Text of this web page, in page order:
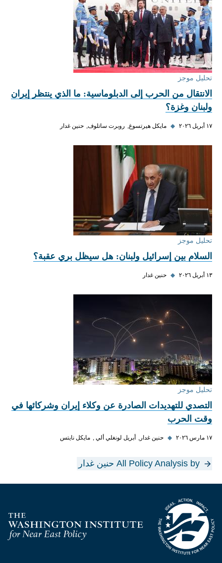
تحليل موجز
الانتقال من الحرب إلى الدبلوماسية: ما الذي ينتظر إيران
ولبنان وغزة؟
١٧ أبريل ٢٠٢٦ ◆ مايكل هيرتسوغ روبرت ساتلوف حنين غدار
تحليل موجز
السلام بين إسرائيل ولبنان: هل سيظل بري عقبة؟
١٣ أبريل ٢٠٢٦ ◆ حنين غدار
تحليل موجز
التصدي للتهديدات الصادرة عن وكلاء إيران وشركائها في
وقت الحرب
١٧ مارس ٢٠٢٦ ◆ حنين غدار أبريل لونغلي ألي مايكل نايتس
All Policy Analysis by حنين غدار
Homepage